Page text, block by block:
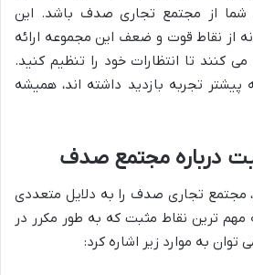
شما از مجتمع تجاری صدف باشد. این
از نقاط قوت و ضعف این مجموعه ارائه
کنند تا انتظارات خود را تنظیم کنید.
تجربه بازدید داشته اند، همیشه
درباره مجتمع صدف
مجتمع تجاری صدف را به دلایل متعددی
مهم ترین نقاط مثبت که به طور مکرر در
به موارد زیر اشاره کرد: